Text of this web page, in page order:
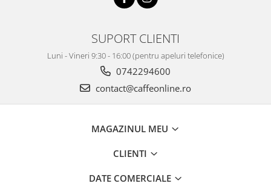
SUPORT CLIENTI
Luni - Vineri 9:30 - 16:00 (pentru apeluri telefonice)
0742294600
contact@caffeonline.ro
MAGAZINUL MEU
CLIENTI
DATE COMERCIALE